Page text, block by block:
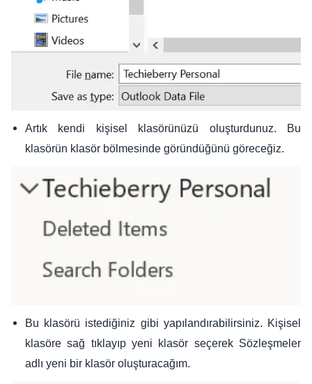
Artık kendi kişisel klasörünüzü oluşturdunuz. Bu
klasörün klasör bölmesinde göründüğünü göreceğiz.
Bu klasörü istediğiniz gibi yapılandırabilirsiniz. Kişisel
klasöre sağ tıklayıp yeni klasör seçerek Sözleşmeler
adlı yeni bir klasör oluşturacağım.